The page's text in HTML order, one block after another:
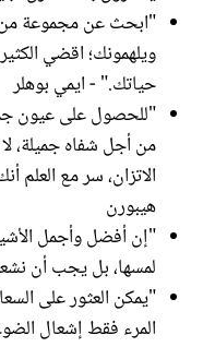
"ابحث عن مجموعة
ويلهمونك؛ اقضي
حياتك." - ايمي بوهلر
"للحصول على عيون
من أجل شفاه جميلة،
الاتزان، سر مع العلم
هيبورن
"إن أفضل وأجمل
لمسها، بل يجب أن
"يمكن العثور على
المرء فقط إشعال